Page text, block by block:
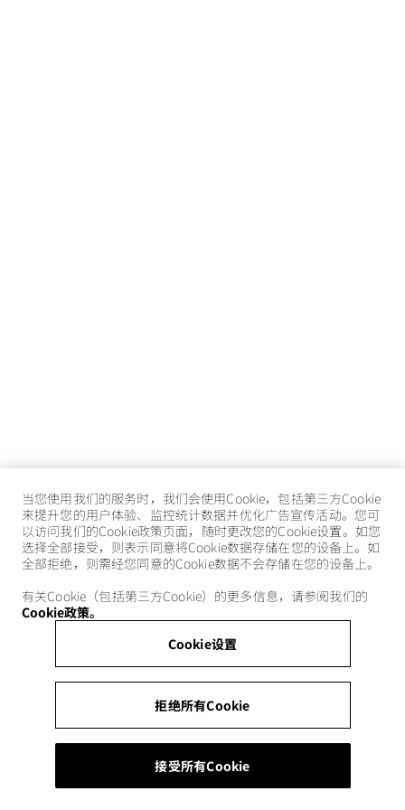
当您使用我们的服务时，我们会使用Cookie，包括第三方Cookie
来提升您的用户体验、监控统计数据并优化广告宣传活动。您可
以访问我们的Cookie政策页面，随时更改您的Cookie设置。如您
选择全部接受，则表示同意将Cookie数据存储在您的设备上。如
全部拒绝，则需经您同意的Cookie数据不会存储在您的设备上。
有关Cookie（包括第三方Cookie）的更多信息，请参阅我们的
Cookie政策。
Cookie设置
拒绝所有Cookie
接受所有Cookie